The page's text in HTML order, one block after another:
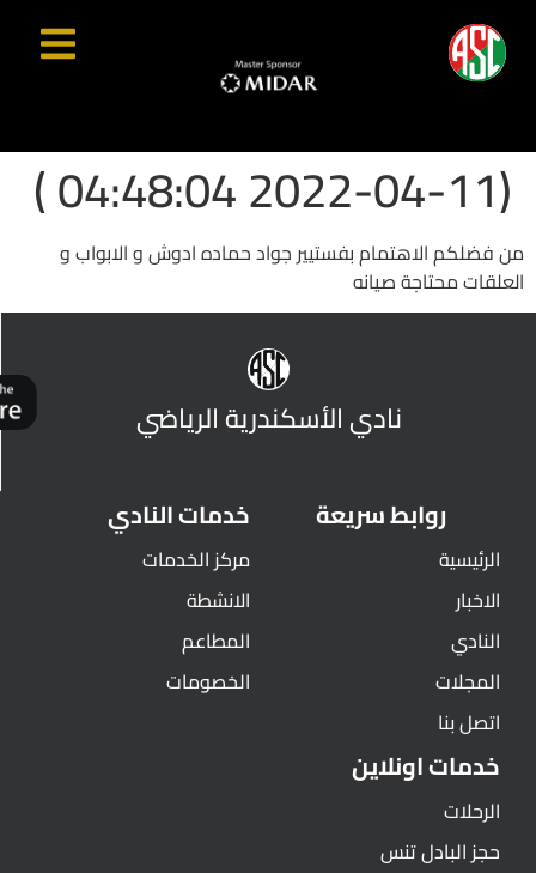
(2022-04-11 04:48:04 )
من فضلكم الاهتمام بفستيير جواد حماده ادوش و الابواب و
العلقات محتاجة صيانه
نادي الأسكندرية الرياضي
روابط سريعة
الرئيسية
الاخبار
النادي
المجلات
اتصل بنا
خدمات النادي
مركز الخدمات
الانشطة
المطاعم
الخصومات
خدمات اونلاين
الرحلات
حجز البادل تنس